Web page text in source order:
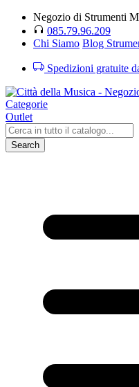
Negozio di Strumenti
085.79.96.209
Chi Siamo Blog
Spedizioni gratuite
Categorie
Outlet
Search